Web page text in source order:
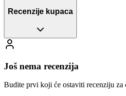
Recenzije kupaca
Još nema recenzija
Budite prvi koji će ostaviti recenziju za